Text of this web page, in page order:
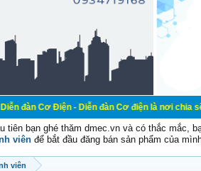
Điện - Diễn đàn Cơ điện là nơi chia sẽ kiến
tiên bạn ghé thăm dmec.vn và có thắc mắc,
viên để bắt đầu đăng bán sản phẩm của
viên